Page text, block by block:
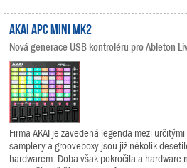
AKAI APC Mini mk2
Nová generace USB kontroléru pro Ableton
Firma AKAI je zavedená legenda mezi
samplery a grooveboxy jsou již několik
hardwarem. Doba však pokročila a hardware